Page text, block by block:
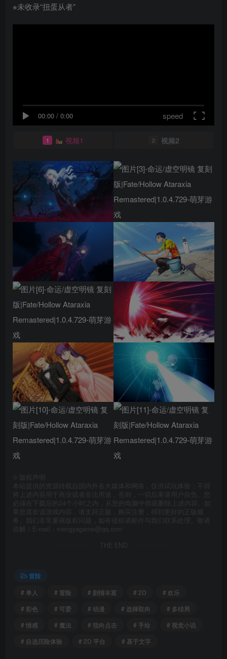
※未收录“扭蛋从者”
00:00 / 0:00 speed
1 视频1 2 视频2
版权声明
本站提供的资源转载自国内外各大媒体和网络，仅供试玩体验；不得
将上述内容用于商业或者非法用途，否则，一切后果请用户自负。您
必须在下载后的24个小时之内，从您的电脑中彻底删除上述内容。如
果您喜欢该游戏内容，请支持正版，购买注册，得到更好的正版服
务。我们非常重视版权问题，如有侵权请邮件与我们联系处理。敬请
谅解！E-mail：mengyagame@qq.com
THE END
冒险
# 单人
# 冒险 # 剧情丰富 # 2D
# 欢乐
# 彩色
# 可爱 # 动漫 # 选择取向
# 多结局
# 情感
# 魔法 # 指向点击 # 手绘
# 视觉小说
# 自选历险体验
# 2D 平台 # 基于文字